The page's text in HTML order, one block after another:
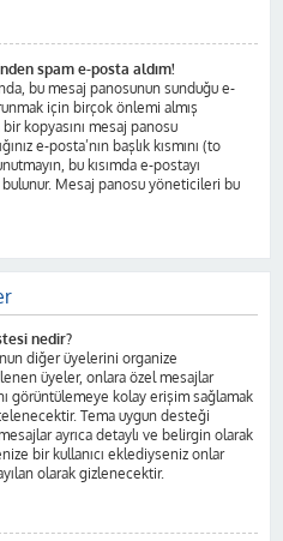
spam e-posta aldım!
bu mesaj panosunun sunduğu e-
için birçok önlemi almış
kopyasını mesaj panosu
e-posta’nın başlık kısmını (to
bu kısımda e-postayı
Mesaj panosu yöneticileri bu
nedir?
diğer üyelerini organize
üyeler, onlara özel mesajlar
görüntülemeye kolay erişim sağlamak
Tema uygun desteği
ayrıca detaylı ve belirgin olarak
bir kullanıcı eklediyseniz onlar
olarak gizlenecektir.